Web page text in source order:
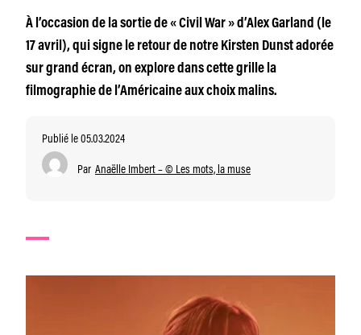
À l’occasion de la sortie de « Civil War » d’Alex Garland (le
17 avril), qui signe le retour de notre Kirsten Dunst adorée
sur grand écran, on explore dans cette grille la
filmographie de l’Américaine aux choix malins.
Publié le 05.03.2024
Par Anaëlle Imbert – © Les mots, la muse